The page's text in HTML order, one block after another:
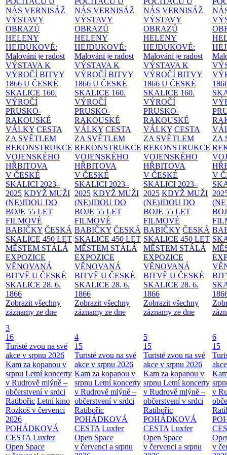
NÁS VERNISÁŽ
VÝSTAVY
OBRAZŮ
HELENY
HEJDUKOVÉ:
Malování je radost
VÝSTAVA K
VÝROČÍ BITVY
1866 U ČESKÉ
SKALICE 160.
VÝROČÍ
PRUSKO-
RAKOUSKÉ
VÁLKY CESTA
ZA SVĚTLEM
REKONSTRUKCE
VOJENSKÉHO
HŘBITOVA
V ČESKÉ
SKALICI 2023–
2025 KDYŽ MUŽI
(NE)JDOU DO
BOJE 55 LET
FILMOVÉ
BABIČKY ČESKÁ
SKALICE 450 LET
MĚSTEM STÁLÁ
EXPOZICE
VĚNOVANÁ
BITVĚ U ČESKÉ
SKALICE 28. 6.
1866
Zobrazit všechny
záznamy ze dne
NÁS VERNISÁŽ
VÝSTAVY
OBRAZŮ
HELENY
HEJDUKOVÉ:
Malování je radost
VÝSTAVA K
VÝROČÍ BITVY
1866 U ČESKÉ
SKALICE 160.
VÝROČÍ
PRUSKO-
RAKOUSKÉ
VÁLKY CESTA
ZA SVĚTLEM
REKONSTRUKCE
VOJENSKÉHO
HŘBITOVA
V ČESKÉ
SKALICI 2023–
2025 KDYŽ MUŽI
(NE)JDOU DO
BOJE 55 LET
FILMOVÉ
BABIČKY ČESKÁ
SKALICE 450 LET
MĚSTEM STÁLÁ
EXPOZICE
VĚNOVANÁ
BITVĚ U ČESKÉ
SKALICE 28. 6.
1866
Zobrazit všechny
záznamy ze dne
NÁS VERNISÁŽ
VÝSTAVY
OBRAZŮ
HELENY
HEJDUKOVÉ:
Malování je radost
VÝSTAVA K
VÝROČÍ BITVY
1866 U ČESKÉ
SKALICE 160.
VÝROČÍ
PRUSKO-
RAKOUSKÉ
VÁLKY CESTA
ZA SVĚTLEM
REKONSTRUKCE
VOJENSKÉHO
HŘBITOVA
V ČESKÉ
SKALICI 2023–
2025 KDYŽ MUŽI
(NE)JDOU DO
BOJE 55 LET
FILMOVÉ
BABIČKY ČESKÁ
SKALICE 450 LET
MĚSTEM STÁLÁ
EXPOZICE
VĚNOVANÁ
BITVĚ U ČESKÉ
SKALICE 28. 6.
1866
Zobrazit všechny
záznamy ze dne
ZA
V
3
16
Turisté zvou na své
akce v srpnu 2026
Kam za kopanou v
srpnu Letní koncerty
v Rudrově mlýně –
občerstvení v srdci
Ratibořic Letní kino
Rozkoš v červenci
2026
POHÁDKOVÁ
CESTA Luxfer
Open Space
4
15
Turisté zvou na své
akce v srpnu 2026
Kam za kopanou v
srpnu Letní koncerty
v Rudrově mlýně –
občerstvení v srdci
Ratibořic
POHÁDKOVÁ
CESTA Luxfer
Open Space
v červenci a srpnu
5
15
Turisté zvou na své
akce v srpnu 2026
Kam za kopanou v
srpnu Letní koncerty
v Rudrově mlýně –
občerstvení v srdci
Ratibořic
POHÁDKOVÁ
CESTA Luxfer
Open Space
v červenci a srpnu
6
15
v
v